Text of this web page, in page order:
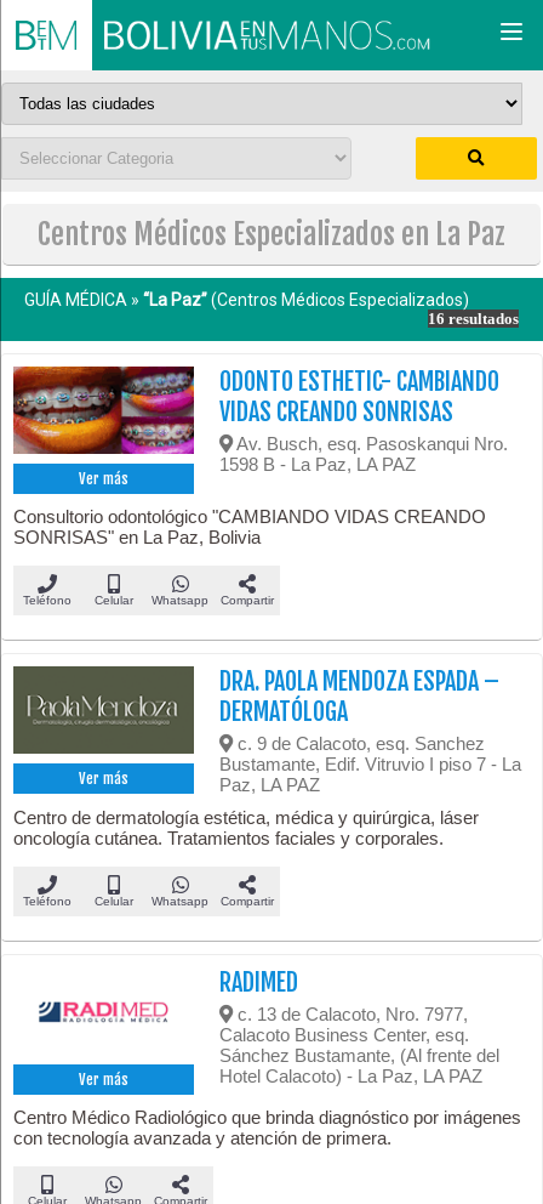
Centros Médicos Especializados en La Paz
GUÍA MÉDICA » “La Paz”(Centros Médicos Especializados)
16 resultados
Ver más
ODONTO ESTHETIC- CAMBIANDO
VIDAS CREANDO SONRISAS
Av. Busch, esq. Pasoskanqui Nro.
1598 B - La Paz, LA PAZ
Consultorio odontológico "CAMBIANDO VIDAS CREANDO
SONRISAS" en La Paz, Bolivia
Teléfono Celular Whatsapp Compartir
Ver más
DRA. PAOLA MENDOZA ESPADA –
DERMATÓLOGA
c. 9 de Calacoto, esq. Sanchez
Bustamante, Edif. Vitruvio I piso 7 - La
Paz, LA PAZ
Centro de dermatología estética, médica y quirúrgica, láser
oncología cutánea. Tratamientos faciales y corporales.
Teléfono Celular Whatsapp Compartir
Ver más
RADIMED
c. 13 de Calacoto, Nro. 7977,
Calacoto Business Center, esq.
Sánchez Bustamante, (Al frente del
Hotel Calacoto) - La Paz, LA PAZ
Centro Médico Radiológico que brinda diagnóstico por imágenes
con tecnología avanzada y atención de primera.
Celular Whatsapp Compartir